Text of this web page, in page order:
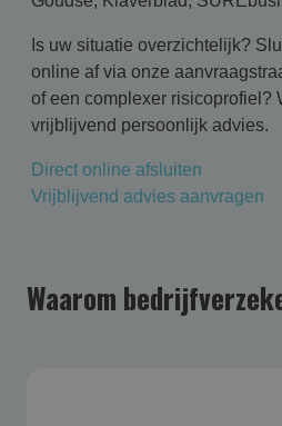
Is uw situatie overzichtelijk?
online af via onze
of een complexer risicoprofiel?
vrijblijvend persoonlijk advies.
Direct online afsluiten
Vrijblijvend advies aanvragen
Waarom